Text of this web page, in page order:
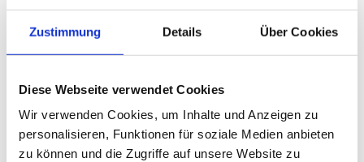
Zustimmung Details Über Cookies
Diese Webseite verwendet Cookies
Wir verwenden Cookies, um Inhalte und Anzeigen zu
personalisieren, Funktionen für soziale Medien anbieten
zu können und die Zugriffe auf unsere Website zu
Anwendungsaktivitäten aus, mit denen kleine bis mittlere
Flüssiggasmengen gemanagt werden. Viele Akteure und
Betreiber sind an dieser Lieferkette beteiligt und ebenso
Umladen (also Transport von LNG) von Terminals auf LNG-
Tanker; Schiff-zu-Schiff-Bunkern (Schiff-zu-Schiff-Transfer,
beispielsweise durch leichte Gastanker und Bunkerschiffe);
Verladen und Transportieren in Tankkraftwagen oder